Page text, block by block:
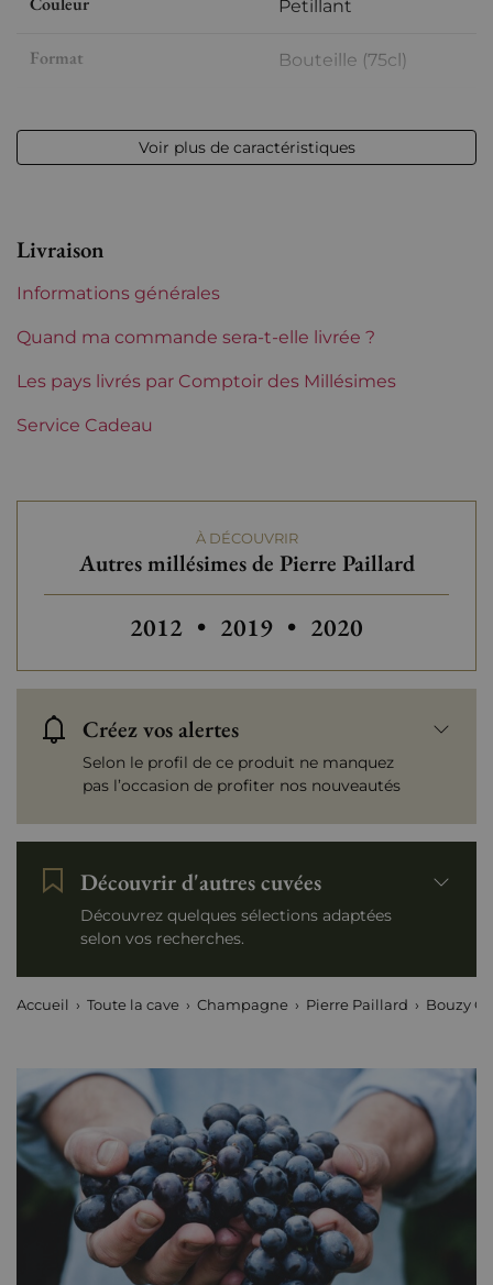
Petillant
Format Bouteille (75cl)
Volume 12,50 % vol - 75 cl
Etiquette Parfaite
Région Champagne
Maisons de Champagne
Voir plus de caractéristiques
Livraison
Informations générales
Quand ma commande sera-t-elle livrée ?
Les pays livrés par Comptoir des Millésimes
Service Cadeau
À DÉCOUVRIR
Autres millésimes de Pierre Paillard
Autres millésimes de Pierre Paillard
2012 • 2019 • 2020
Créez vos alertes
Selon le profil de ce produit ne manquez
pas l’occasion de profiter nos nouveautés
Découvrir d'autres cuvées
Découvrez quelques sélections adaptées
selon vos recherches.
Accueil Toute la cave Champagne Pierre Paillard Bouzy